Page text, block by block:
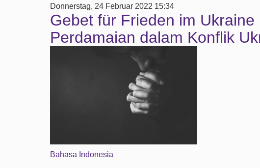
Donnerstag, 24 Februar 2022 15:34
Gebet für Frieden im
Perdamaian dalam Konflik
Bahasa Indonesia